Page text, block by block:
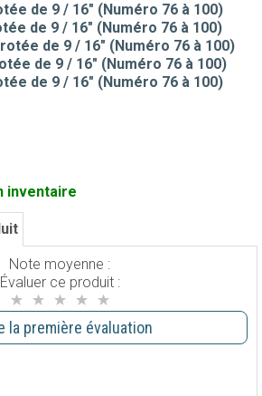
de 9 / 16" (Numéro 76 à 100)
de 9 / 16" (Numéro 76 à 100)
de 9 / 16" (Numéro 76 à 100)
de 9 / 16" (Numéro 76 à 100)
de 9 / 16" (Numéro 76 à 100)
inventaire
Note moyenne :
Évaluer ce produit :
la première évaluation